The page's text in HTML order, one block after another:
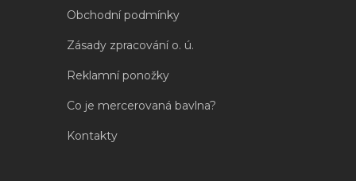
Obchodní podmínky
Zásady zpracování o. ú.
Reklamní ponožky
Co je mercerovaná bavlna?
Kontakty